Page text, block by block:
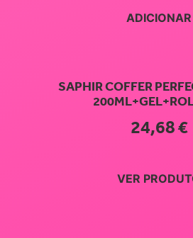
ADICIONAR
SAPHIR COFFER
24,68€
VER